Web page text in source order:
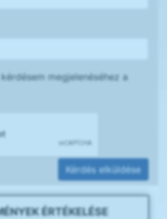
megjelenéséhez a
Kérdés elküldése
ÉRTÉKELÉSE